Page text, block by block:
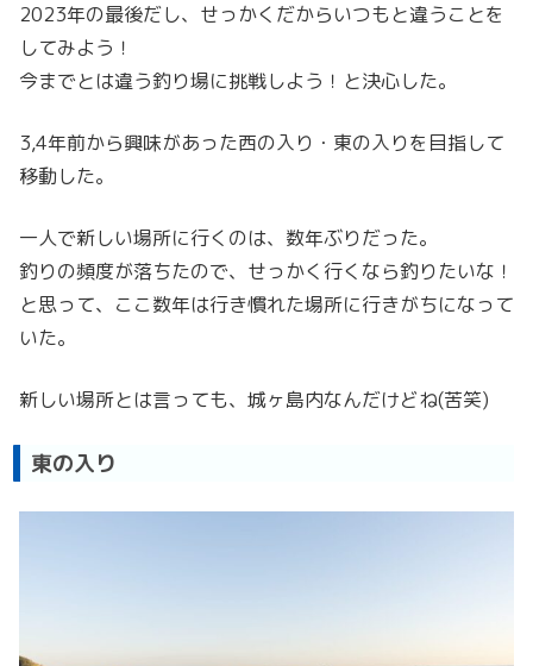
2023年の最後だし、せっかくだからいつもと違うことを
してみよう！
今までとは違う釣り場に挑戦しよう！と決心した。
3,4年前から興味があった西の入り・東の入りを目指して
移動した。
一人で新しい場所に行くのは、数年ぶりだった。
釣りの頻度が落ちたので、せっかく行くなら釣りたいな！
と思って、ここ数年は行き慣れた場所に行きがちになって
いた。
新しい場所とは言っても、城ヶ島内なんだけどね(苦笑)
東の入り